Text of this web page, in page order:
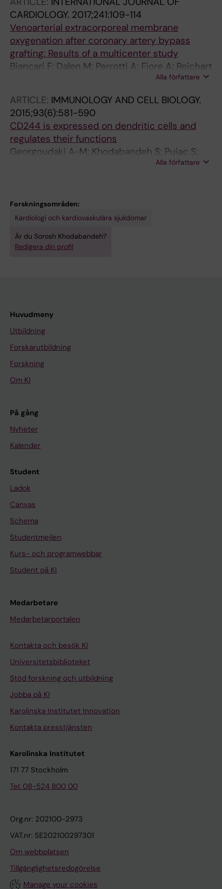
Feo M; Salsano A; Gherli R; Mariscalco G;
Kinnunen E-M; Ruggieri VG; Bounader K;
Saccocci M; Chocron S; Airaksinen J; Perrotti
A; Biancari F
CARDIOLOGY. 2017;241:109-114
Venoarterial extracorporeal membrane
oxygenation after coronary artery bypass
grafting: Results of a multicenter study
Biancari F; Dalen M; Perrotti A; Fiore A; Reichart
D; Khodabandeh S; Gulbins H; Zipfel S; Al
J; Juvonen T; Svenarud P; Chocron S; Verhoye
JP; Bounader K; Gatti G; Gabrielli M; Saccocci
M; Kinnunen E-M; Onorati F; Santarpino G;
Alkhamees K; Ruggieri VG; Dell'Aquila AM
Alla författare
ARTICLE: IMMUNOLOGY AND CELL BIOLOGY.
2015;93(6):581-590
CD244 is expressed on dendritic cells and
regulates their functions
Georgoudaki A-M; Khodabandeh S; Puiac S;
Persson CM; Larsson MK; Lind M; Hammarfjord
Alla författare
Forskningsområden:
Kardiologi och kardiovaskulära sjukdomar
Är du Sorosh Khodabandeh?
Redigera din profil
Huvudmeny
Utbildning
Forskarutbildning
Forskning
Om KI
På gång
Nyheter
Kalender
Student
Ladok
Canvas
Schema
Studentmejlen
Kurs- och programwebbar
Student på KI
Medarbetare
Medarbetarportalen
Kontakta och besök KI
Universitetsbiblioteket
Stöd forskning och utbildning
Jobba på KI
Karolinska Institutet Innovation
Kontakta presstjänsten
Karolinska Institutet
171 77 Stockholm
Tel: 08-524 800 00
Org.nr: 202100-2973
VAT.nr: SE202100297301
Om webbplatsen
Tillgänglighetsredogörelse
Manage your cookies